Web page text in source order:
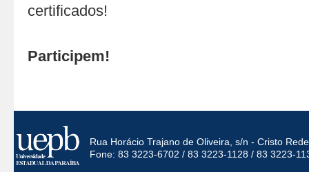
certificados!
Participem!
Rua Horácio Trajano de Oliveira, s/n - Cristo
Fone: 83 3223-6702 / 83 3223-1128 / 83 3223-